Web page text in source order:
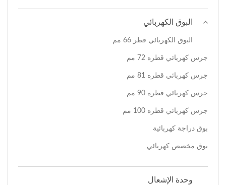
البوق الكهربائي
البوق الكهربائي قطر 66 مم
جرس كهربائي قطره 72 مم
جرس كهربائي قطره 81 مم
جرس كهربائي قطره 90 مم
جرس كهربائي قطره 100 مم
بوق دراجة كهربائية
بوق مخصص كهربائي
وحدة الإشعال